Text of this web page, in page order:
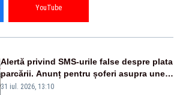
YouTube
Alertă privind SMS-urile false despre plata
parcării. Anunț pentru șoferi asupra unei
noi metode de fraudă online
31 iul. 2026, 13:10